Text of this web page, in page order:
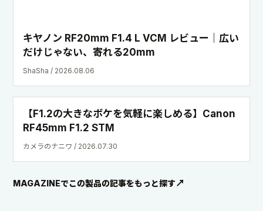
キヤノン RF20mm F1.4 L VCM レビュー｜広い
だけじゃない、寄れる20mm
ShaSha / 2026.08.06
【F1.2の大きなボケを気軽に楽しめる】Canon
RF45mm F1.2 STM
カメラのナニワ / 2026.07.30
MAGAZINEでこの製品の記事をもっと探す